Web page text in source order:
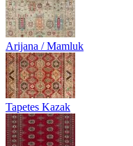
Arijana / Mamluk
Tapetes Kazak